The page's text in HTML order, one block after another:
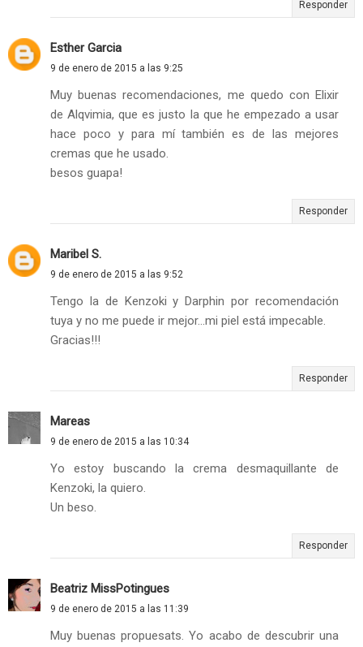
Responder
Esther Garcia
9 de enero de 2015 a las 9:25
Muy buenas recomendaciones, me quedo con Elixir
de Alqvimia, que es justo la que he empezado a usar
hace poco y para mí también es de las mejores
cremas que he usado.
besos guapa!
Responder
Maribel S.
9 de enero de 2015 a las 9:52
Tengo la de Kenzoki y Darphin por recomendación
tuya y no me puede ir mejor...mi piel está impecable.
Gracias!!!
Responder
Mareas
9 de enero de 2015 a las 10:34
Yo estoy buscando la crema desmaquillante de
Kenzoki, la quiero.
Un beso.
Responder
Beatriz MissPotingues
9 de enero de 2015 a las 11:39
Muy buenas propuesats. Yo acabo de descubrir una